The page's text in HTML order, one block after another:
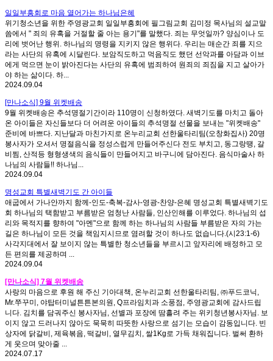
일일부흥회로 마음 열어가는 하나님은혜
위기청소년을 위한 주영광교회 일일부흥회에 필그림교회 김미정 목사님의 설교말
씀에서 " 죄의 유혹을 거절할 줄 아는 용기"를 말했다. 죄는 무엇일까? 양심이나 도
리에 벗어난 행위. 하나님의 명령을 지키지 않은 행위다. 우리는 매순간 죄를 지으
라는 사단의 유혹에 시달린다. 보암직도하고 먹음직도 했던 선악과를 아담과 이브
에게 먹으면 눈이 밝아진다는 사단의 유혹에 범죄하여 원죄의 죄짐을 지고 살아가
야 하는 삶이다. 하...
2024.09.04
[만나소식] 9월 위켓배송
9월 위켓배송은 추석명절기간이라 110명이 신청하였다. 새벽기도를 마치고 돌아
온 아이들은 자신들보다 더 어려운 아이들의 추석명절 선물을 보내는 "위켓배송"
준비에 바쁘다. 지난달과 마친가지로 온누리교회 선한울타리팀(오창화집사) 20명
봉사자가 오셔서 명절음식을 정성스럽게 만들어주신다 전도 부치고, 동그랑땡, 갈
비찜, 산적등 형형생색의 음식들이 만들어지고 바구니에 담아진다. 음식마술사 하
나님의 사람들!! 하나님...
2024.09.04
명성교회 특별새벽기도 간 아이들
애굽에서 가나안까지 함께-인도-축복-감사-영광-찬양-은혜 명성교회 특별새벽기도
회 하나님의 택함받고 부름받은 엄청난 사람들, 인산인해를 이루었다. 하나님의 섭
리와 목적지를 향하여 "아멘"으로 함께 하는 하나님의 사람들 부름받은 자의 가는
길은 하나님이 모든 것을 책임지시므로 염려할 것이 하나도 없습니다.(시23:1-6)
사각지대에서 잘 보이지 않는 특별한 청소년들을 부르시고 앞자리에 배정하고 모
든 편의를 제공하며 ...
2024.09.04
[만나소식] 7월 위켓배송
사랑의 마음으로 후원 해 주신 기아대책, 온누리교회 선한울타리팀, ㈜푸드코닉,
Mr.쭈꾸미, 야탑터미널튼튼본의원, Q프라임치과 소풍점, 주영광교회에 감사드립
니다. 김치를 담궈주신 봉사자님, 선별과 포장에 땀흘려 주는 위키청년봉사자님. 보
이지 않고 드러나지 않아도 묵묵히 따뜻한 사랑으로 섬기는 모습이 감동입니다. 빈
상자에 닭갈비, 제육볶음, 떡갈비, 열무김치, 쌀1Kg로 가득 채워집니다. 벌써 환하
게 웃으며 맞아줄 ...
2024.07.17